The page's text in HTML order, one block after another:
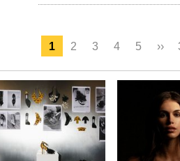
1 2 3 4 5 ››